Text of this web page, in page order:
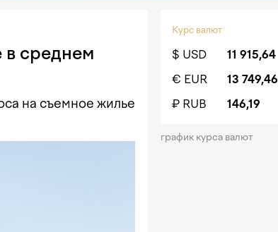
в среднем
на съемное жилье
Курс валют
$ USD 11 915,64
€ EUR
13 749,46
₽ RUB
146,19
график курса валют